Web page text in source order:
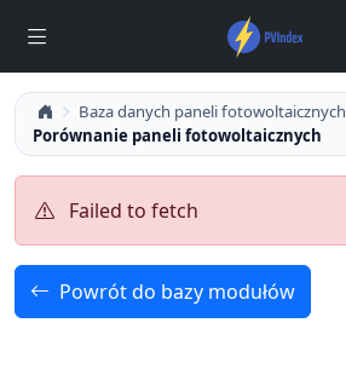
Baza danych paneli fotowoltaicznych
Porównanie paneli fotowoltaicznych
Failed to fetch
Powrót do bazy modułów